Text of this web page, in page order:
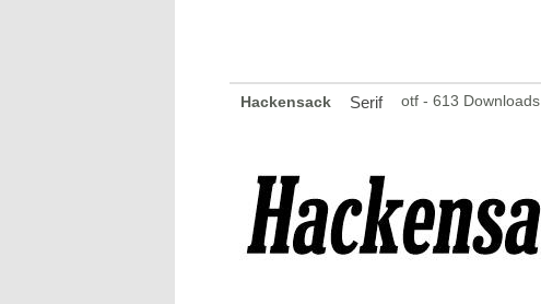
Hackensack Serif otf - 613 Downloads